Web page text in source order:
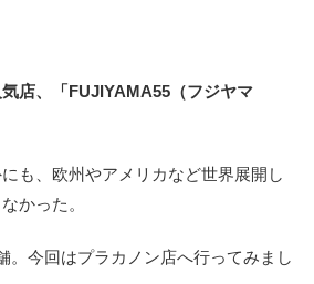
店、「FUJIYAMA55（フジヤマ
も、欧州やアメリカなど世界展開し
かった。
。今回はプラカノン店へ行ってみまし